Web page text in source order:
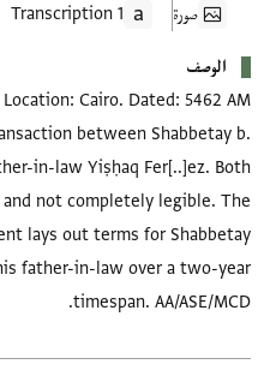
صورة
1 Transcription
الوصف
Cairo. Dated: 5462 AM
between Shabbetay b.
in-law Yiṣḥaq Fer[..]ez. Both
and not completely legible. The
lays out terms for Shabbetay
father-in-law over a two-year
timespan. AA/ASE/MCD.